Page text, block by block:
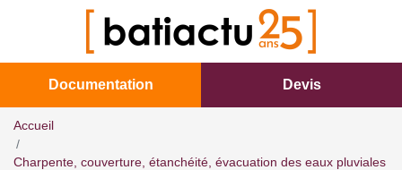
Documentation Devis
Accueil
Charpente, couverture, étanchéité, évacuation des eaux pluviales